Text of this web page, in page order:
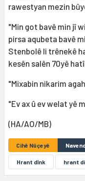
rawestyan mezin
"Min got bavê min jî
pirsa aqubeta bavê
Stenbolê li trênekê
kesên salên 70yê
"Mixabin nikarim
"Ev ax û ev welat yê
(HA/AO/MB)
Cihê Nûçeyê
Hrant dînk hrant